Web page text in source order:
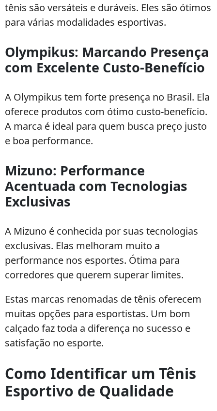
tênis são versáteis e duráveis. Eles são ótimos
para várias modalidades esportivas.
Olympikus: Marcando Presença
com Excelente Custo-Benefício
A Olympikus tem forte presença no Brasil. Ela
oferece produtos com ótimo custo-benefício.
A marca é ideal para quem busca preço justo
e boa performance.
Mizuno: Performance
Acentuada com Tecnologias
Exclusivas
A Mizuno é conhecida por suas tecnologias
exclusivas. Elas melhoram muito a
performance nos esportes. Ótima para
corredores que querem superar limites.
Estas marcas renomadas de tênis oferecem
muitas opções para esportistas. Um bom
calçado faz toda a diferença no sucesso e
satisfação no esporte.
Como Identificar um Tênis
Esportivo de Qualidade